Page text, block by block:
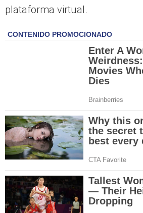
plataforma virtual.